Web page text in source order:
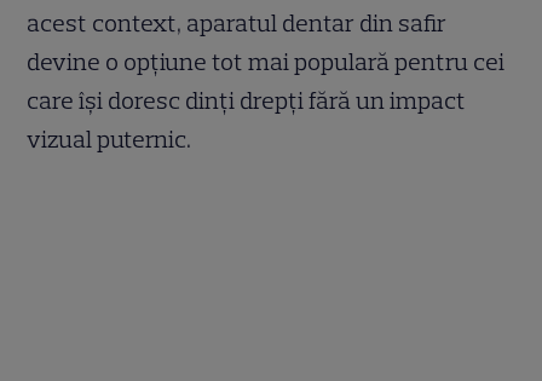
acest context, aparatul dentar din safir
devine o opțiune tot mai populară pentru cei
care își doresc dinți drepți fără un impact
vizual puternic.